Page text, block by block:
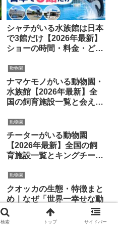
シャチがいる水族館は日本
で3館だけ【2026年最新】
ショーの時間・料金・どこ
動物園
ナマケモノがいる動物園・
水族館【2026年最新】全
国の飼育施設一覧と会える
動物園
チーターがいる動物園
【2026年最新】全国の飼
育施設一覧とキングチータ
動物園
クオッカの生態・特徴まと
め｜なぜ「世界一幸せな動
物」？笑顔のひみつと日本
で会える場所
検索 トップ サイドバー